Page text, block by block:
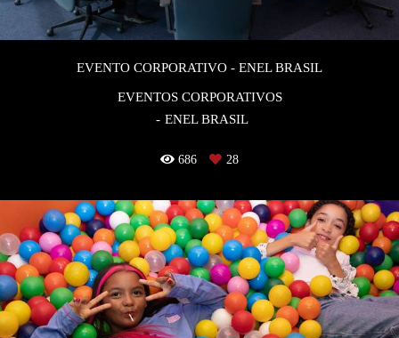
EVENTO CORPORATIVO - ENEL BRASIL
EVENTOS CORPORATIVOS
ENEL BRASIL
686 28